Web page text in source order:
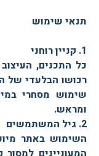
תנאי שימוש
1. קניין רוחני
כל התכנים,
רכושו הבלעדי של
שימוש מסחרי
ומראש.
2. גיל המשתמשים